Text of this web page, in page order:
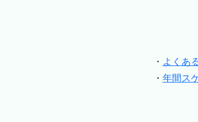
・ よくあ
・ 年間ス